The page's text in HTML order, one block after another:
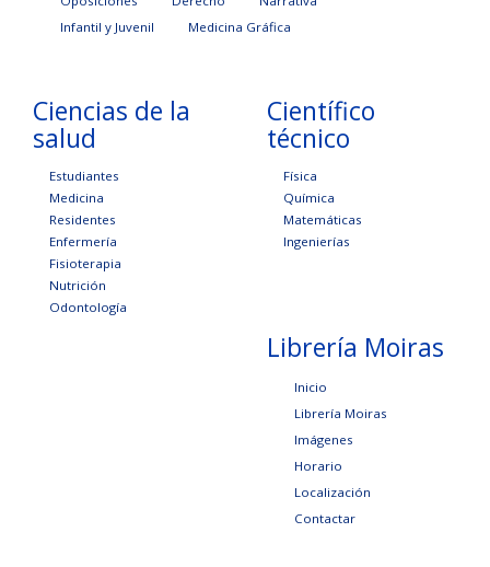
Infantil y Juvenil
Medicina Gráfica
Ciencias de la
salud
Estudiantes
Medicina
Residentes
Enfermería
Fisioterapia
Nutrición
Odontología
Científico
técnico
Física
Química
Matemáticas
Ingenierías
Librería Moiras
Inicio
Librería Moiras
Imágenes
Horario
Localización
Contactar